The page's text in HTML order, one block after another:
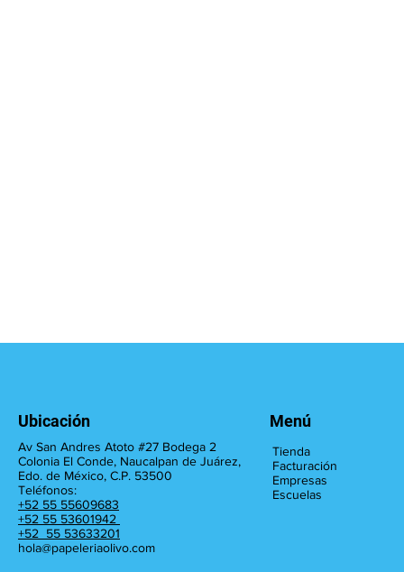
Av San Andres Atoto #27 Bodega 2
Colonia El Conde, Naucalpan de Juárez,
Edo. de México, C.P. 53500
Teléfonos:
+52 55 55609683
+52 55 53601942
+52 55 53633201
hola@papeleriaolivo.com
Ubicación
Tienda
Facturación
Empresas
Escuelas
Menú